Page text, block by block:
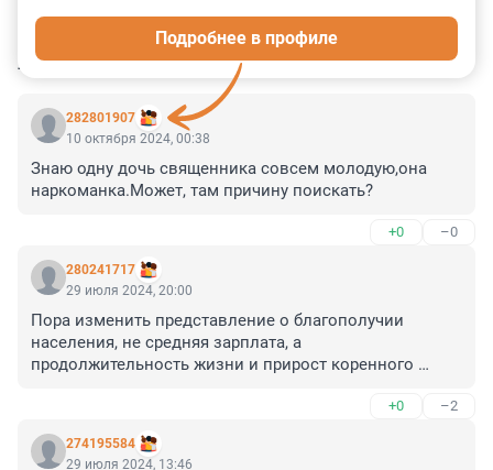
КОММЕНТАРИИ 52
282801907
Подробнее в профиле
10 октября 2024, 00:38
Знаю одну дочь священника совсем молодую,она
наркоманка.Может, там причину поискать?
+0 –0
280241717
29 июля 2024, 20:00
Пора изменить представление о благополучии
населения, не средняя зарплата, а
продолжительность жизни и прирост коренного
+0 –2
274195584
29 июля 2024, 13:46